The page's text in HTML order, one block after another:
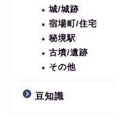
城/城跡
宿場町/住宅
秘境駅
古墳/遺跡
その他
豆知識